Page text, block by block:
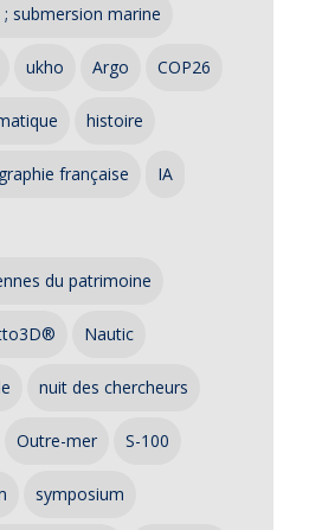
submersion marine
ukho Argo COP26
histoire
française IA
du patrimoine
Nautic
nuit des chercheurs
Outre-mer S-100
symposium